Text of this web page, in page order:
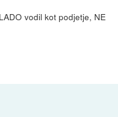
vodil kot podjetje, NE